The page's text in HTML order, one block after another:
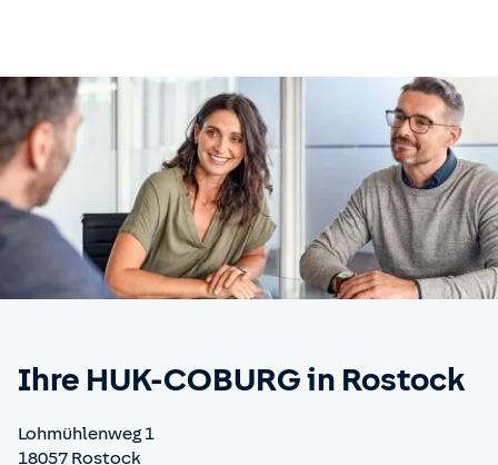
Ihre HUK-COBURGin Rostock
Lohmühlenweg 1
18057 Rostock